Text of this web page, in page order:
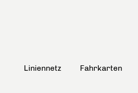
Liniennetz Fahrkarten